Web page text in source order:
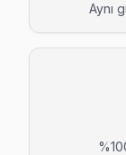
Ardıçlı
Aşık
Aşık
Esenyurt
Aynı